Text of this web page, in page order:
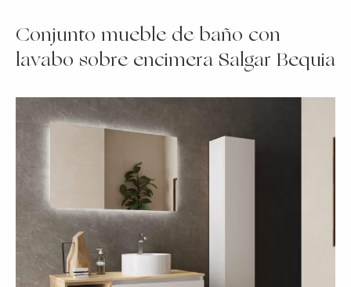
Conjunto mueble de baño con
lavabo sobre encimera Salgar Bequia